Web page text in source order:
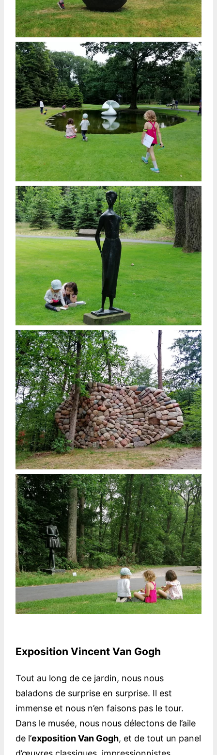
Exposition Vincent Van Gogh
Tout au long de ce jardin, nous nous
baladons de surprise en surprise. Il est
immense et nous n’en faisons pas le tour.
Dans le musée, nous nous délectons de l’aile
de l’exposition Van Gogh, et de tout un panel